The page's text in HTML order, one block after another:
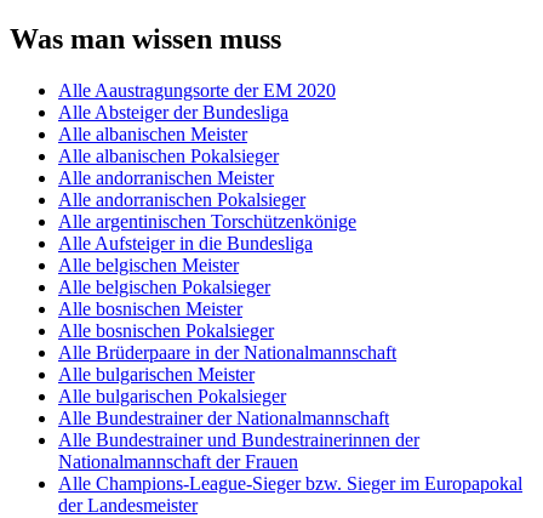
Was man wissen muss
Alle Aaustragungsorte der EM 2020
Alle Absteiger der Bundesliga
Alle albanischen Meister
Alle albanischen Pokalsieger
Alle andorranischen Meister
Alle andorranischen Pokalsieger
Alle argentinischen Torschützenkönige
Alle Aufsteiger in die Bundesliga
Alle belgischen Meister
Alle belgischen Pokalsieger
Alle bosnischen Meister
Alle bosnischen Pokalsieger
Alle Brüderpaare in der Nationalmannschaft
Alle bulgarischen Meister
Alle bulgarischen Pokalsieger
Alle Bundestrainer der Nationalmannschaft
Alle Bundestrainer und Bundestrainerinnen der
Nationalmannschaft der Frauen
Alle Champions-League-Sieger bzw. Sieger im Europapokal
der Landesmeister